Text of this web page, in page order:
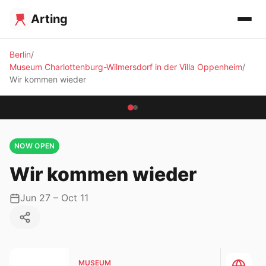
Arting
Berlin
Museum Charlottenburg-Wilmersdorf in der Villa Oppenheim
Wir kommen wieder
NOW OPEN
Wir kommen wieder
Jun 27 – Oct 11
MUSEUM